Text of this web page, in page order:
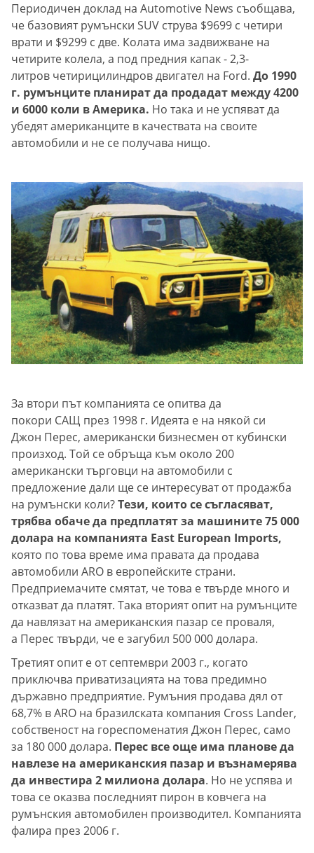
Периодичен доклад на Automotive News съобщава,
че базовият румънски SUV струва $9699 с четири
врати и $9299 с две. Колата има задвижване на
четирите колела, а под предния капак - 2,3-
литров четирицилиндров двигател на Ford. До 1990
г. румънците планират да продадат между 4200
и 6000 коли в Америка. Но така и не успяват да
убедят американците в качествата на своите
автомобили и не се получава нищо.
За втори път компанията се опитва да
покори САЩ през 1998 г. Идеята е на някой си
Джон Перес, американски бизнесмен от кубински
произход. Той се обръща към около 200
американски търговци на автомобили с
предложение дали ще се интересуват от продажба
на румънски коли?Тези, които се съгласяват,
трябва обаче да предплатят за машините 75 000
долара на компанията East European Imports,
която по това време има правата да продава
автомобили ARO в европейските страни.
Предприемачите смятат, че това е твърде много и
отказват да платят. Така вторият опит на румънците
да навлязат на американския пазар се проваля,
а Перес твърди, че е загубил 500 000 долара.
Третият опит е от септември 2003 г., когато
приключва приватизацията на това предимно
държавно предприятие. Румъния продава дял от
68,7% в ARO на бразилската компания Cross Lander,
собственост на гореспоменатия Джон Перес, само
за 180 000 долара. Перес все още има планове да
навлезе на американския пазар и възнамерява
да инвестира 2 милиона долара. Но не успява и
това се оказва последният пирон в ковчега на
румънския автомобилен производител. Компанията
фалира през 2006 г.